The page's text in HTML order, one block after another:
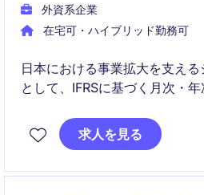
外資系企業
在宅可・ハイブリッド勤務可
日本における事業拡大を支え
として、IFRSに基づく月次・
日本法人と海外リージョン、
求人を見る